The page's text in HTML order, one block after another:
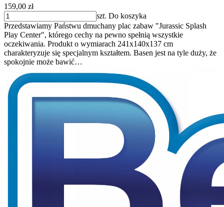
159,00 zł
szt. Do koszyka
Przedstawiamy Państwu dmuchany plac zabaw "Jurassic Splash
Play Center", którego cechy na pewno spełnią wszystkie
oczekiwania. Produkt o wymiarach 241x140x137 cm
charakteryzuje się specjalnym kształtem. Basen jest na tyle duży, że
spokojnie może bawić…